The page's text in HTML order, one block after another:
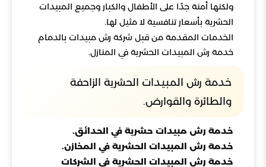
ولكنها أمنة جدًا على الأطفال والكبار وجميع المبيدات
الحشرية بأسعار تنافسية لا مثيل لها.
الخدمات المقدمة من قبل شركة رش مبيدات بالدمام
خدمة رش المبيدات الحشرية في المنازل.
خدمة رش المبيدات الحشرية الزاحفة
والطائرة والقوارض.
خدمة رش مبيدات حشرية في الحدائق.
خدمة رش المبيدات الحشرية في المخازن.
خدمة رش المبيدات الحشرية في الشركات